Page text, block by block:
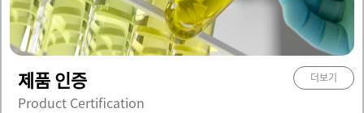
제품 인증
Product Certification
더보기